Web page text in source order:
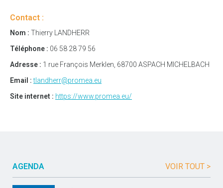
Contact :
Nom : Thierry LANDHERR
Téléphone : 06 58 28 79 56
Adresse : 1 rue François Merklen, 68700 ASPACH MICHELBACH
Email : tlandherr@promea.eu
Site internet : https://www.promea.eu/
AGENDA VOIR TOUT >